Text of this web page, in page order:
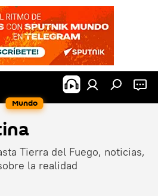
Mundo
Tierra del Fuego, noticias,
la realidad